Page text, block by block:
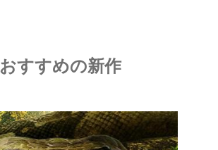
おすすめの新作